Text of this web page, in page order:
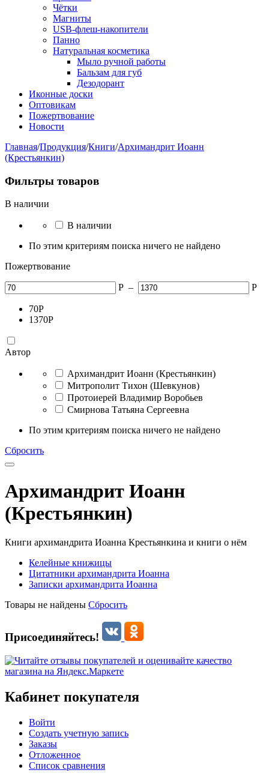
Чётки
Магниты
USB-флеш-накопители
Панно
Натуральная косметика
Мыло ручной работы
Бальзам для губ
Дезодорант
Иконные доски
Оптовикам
Пожертвование
Новости
Главная/Продукция/Книги/Архимандрит Иоанн
(Крестьянкин)
Фильтры товаров
В наличии
В наличии
По этим критериям поиска ничего не найдено
Пожертвование
Р – Р
70Р
1370Р
Автор
Архимандрит Иоанн (Крестьянкин)
Митрополит Тихон (Шевкунов)
Протоиерей Владимир Воробьев
Смирнова Татьяна Сергеевна
По этим критериям поиска ничего не найдено
Сбросить
Архимандрит Иоанн
(Крестьянкин)
Книги архимандрита Иоанна Крестьянкина и книги о нём
Келейные книжицы
Цитатники архимандрита Иоанна
Записки архимандрита Иоанна
Товары не найдены Сбросить
Присоединяйтесь!
Кабинет покупателя
Войти
Создать учетную запись
Заказы
Отложенное
Список сравнения